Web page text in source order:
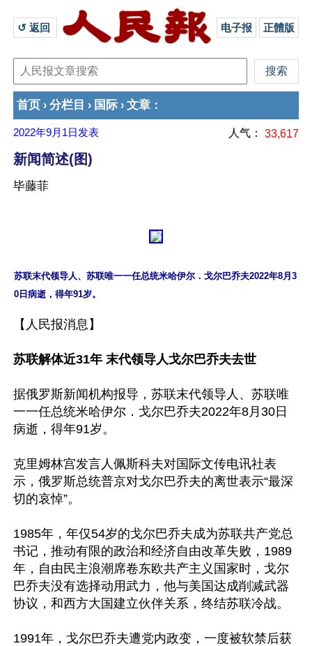
↺ 返回 电子报 正體版
首页 › 分栏目 › 国际 › 文章 ：
2022年9月1日 发表 人气： 33,617
新闻简述(图)
毕藤菲
苏联末代领导人、苏联唯一一任总统米哈伊尔．戈尔巴乔夫2022年8月3
【人民报消息】
苏联解体近31年 末代领导人戈尔巴乔夫去世
据俄罗斯新闻机构报导，苏联末代领导人、苏联唯
一一任总统米哈伊尔．戈尔巴乔夫2022年8月30日
病逝，得年91岁。
克里姆林宫发言人佩斯科夫对国际文传电讯社表
示，俄罗斯总统普京对戈尔巴乔夫的离世表示“最深
切的哀悼”。
1985年，年仅54岁的戈尔巴乔夫成为苏联共产党总
书记，推动有限的政治和经济自由改革失败，1989
年，自由民主浪潮席卷东欧共产主义国家时，戈尔
巴乔夫没有选择动用武力，他与美国达成削减武器
协议，和西方大国建立伙伴关系，终结苏联冷战。
1991年，戈尔巴乔夫遭党内政变，一度被软禁后获